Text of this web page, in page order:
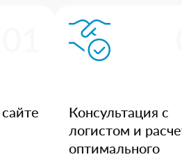
Консультация с
логистом и
оптимального